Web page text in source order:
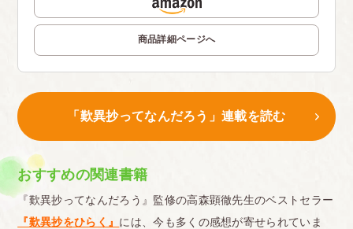
商品詳細ページへ
「歎異抄ってなんだろう」連載を読む
おすすめの関連書籍
『歎異抄ってなんだろう』監修の高森顕徹先生のベストセラー
『歎異抄をひらく』 には、今も多くの感想が寄せられていま